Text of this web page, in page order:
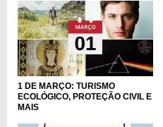
1 DE MARÇO: TURISMO
ECOLÓGICO, PROTEÇÃO CIVIL E
MAIS